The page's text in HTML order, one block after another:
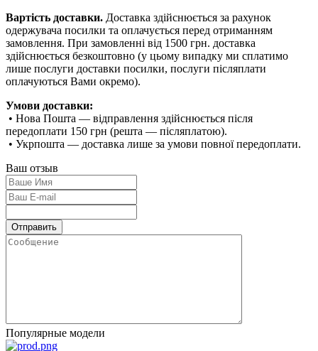
Вартість доставки. Доставка здійснюється за рахунок
одержувача посилки та оплачується перед отриманням
замовлення. При замовленні від 1500 грн. доставка
здійснюється безкоштовно (у цьому випадку ми сплатимо
лише послуги доставки посилки, послуги післяплати
оплачуються Вами окремо).
Умови доставки:
• Нова Пошта — відправлення здійснюється після
передоплати 150 грн (решта — післяплатою).
• Укрпошта — доставка лише за умови повної передоплати.
Ваш отзыв
Популярные модели